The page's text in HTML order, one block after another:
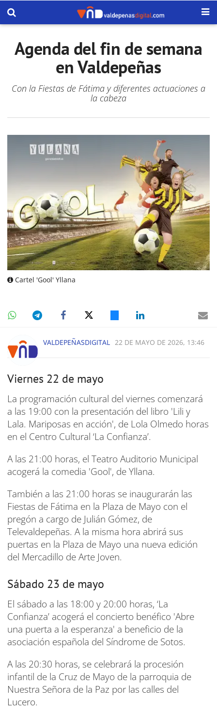
Agenda del fin de semana
en Valdepeñas
Con la Fiestas de Fátima y diferentes actuaciones a
la cabeza
Cartel 'Gool' Yllana
VALDEPEÑASDIGITAL 22 DE MAYO DE 2026, 13:46
Viernes 22 de mayo
La programación cultural del viernes comenzará
a las 19:00 con la presentación del libro 'Lili y
Lala. Mariposas en acción', de Lola Olmedo horas
en el Centro Cultural ‘La Confianza’.
A las 21:00 horas, el Teatro Auditorio Municipal
acogerá la comedia 'Gool', de Yllana.
También a las 21:00 horas se inaugurarán las
Fiestas de Fátima en la Plaza de Mayo con el
pregón a cargo de Julián Gómez, de
Televaldepeñas. A la misma hora abrirá sus
puertas en la Plaza de Mayo una nueva edición
del Mercadillo de Arte Joven.
Sábado 23 de mayo
El sábado a las 18:00 y 20:00 horas, ‘La
Confianza’ acogerá el concierto benéfico 'Abre
una puerta a la esperanza' a beneficio de la
asociación española del Síndrome de Sotos.
A las 20:30 horas, se celebrará la procesión
infantil de la Cruz de Mayo de la parroquia de
Nuestra Señora de la Paz por las calles del
Lucero.